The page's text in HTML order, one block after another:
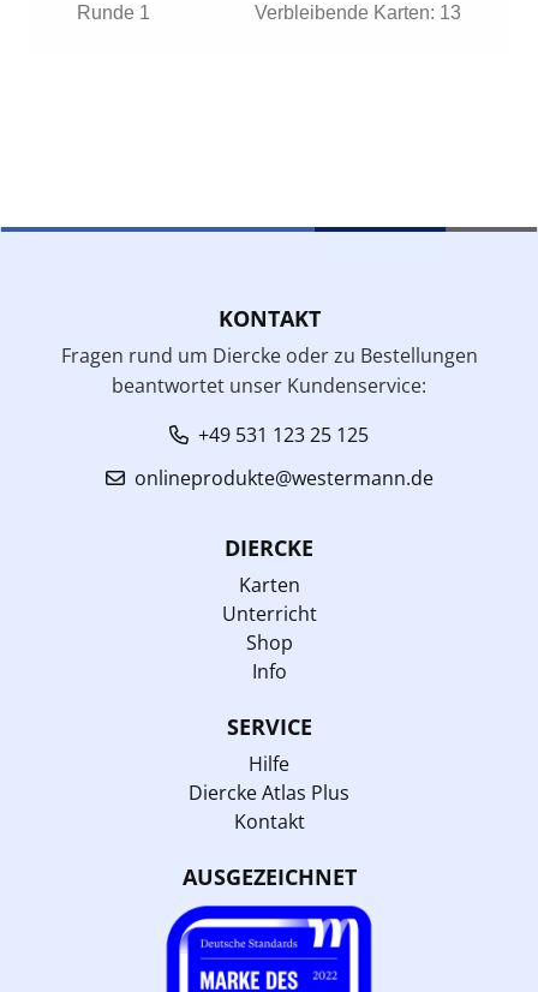
KONTAKT
Fragen rund um Diercke oder zu Bestellungen
beantwortet unser Kundenservice:
+49 531 123 25 125
onlineprodukte@westermann.de
DIERCKE
Karten
Unterricht
Shop
Info
SERVICE
Hilfe
Diercke Atlas Plus
Kontakt
AUSGEZEICHNET